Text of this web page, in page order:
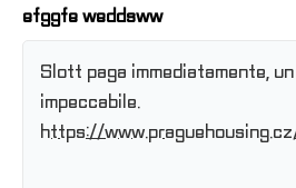
efggfe weddsww
Slott paga immediatamente,
impeccabile.
https://